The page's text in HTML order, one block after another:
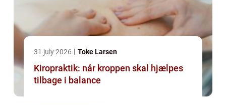
31 july 2026 Toke Larsen
Kiropraktik: når kroppen skal hjælpes
tilbage i balance